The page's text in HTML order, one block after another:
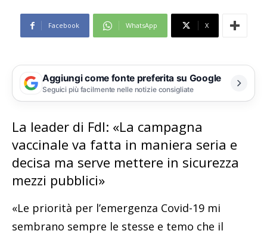
Facebook WhatsApp X
Aggiungi come fonte preferita su Google
Seguici più facilmente nelle notizie consigliate
La leader di FdI: «La campagna
vaccinale va fatta in maniera seria e
decisa ma serve mettere in sicurezza
mezzi pubblici»
«Le priorità per l’emergenza Covid-19 mi
sembrano sempre le stesse e temo che il